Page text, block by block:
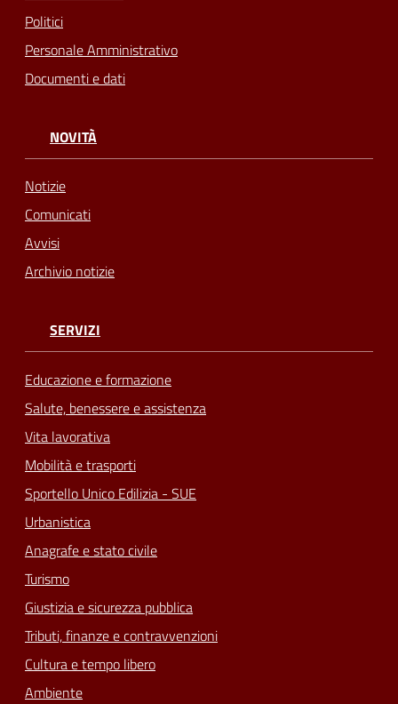
Politici
Personale Amministrativo
Documenti e dati
NOVITÀ
Notizie
Comunicati
Avvisi
Archivio notizie
SERVIZI
Educazione e formazione
Salute, benessere e assistenza
Vita lavorativa
Mobilità e trasporti
Sportello Unico Edilizia - SUE
Urbanistica
Anagrafe e stato civile
Turismo
Giustizia e sicurezza pubblica
Tributi, finanze e contravvenzioni
Cultura e tempo libero
Ambiente